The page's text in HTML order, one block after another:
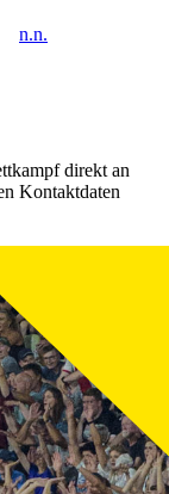
n.n.
direkt an
Kontaktdaten